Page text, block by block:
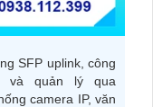
SFP uplink, công
và quản lý qua
camera IP, văn